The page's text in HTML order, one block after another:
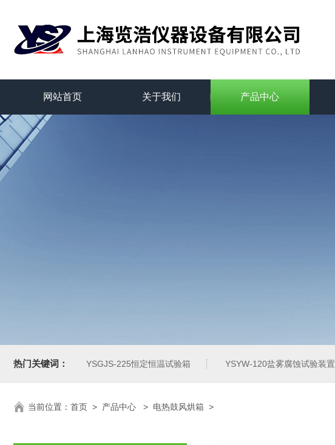
网站首页 关于我们 产品中心
热门关键词： YSGJS-225恒定恒温试验箱 YSYW-120盐雾腐蚀试验装置
当前位置： 首页 > 产品中心 > 电热鼓风烘箱 >